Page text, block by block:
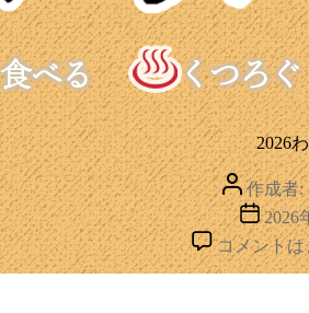
2026
投
稿
者
作成者:
投
稿
日
2026
2026
わ
コメントは